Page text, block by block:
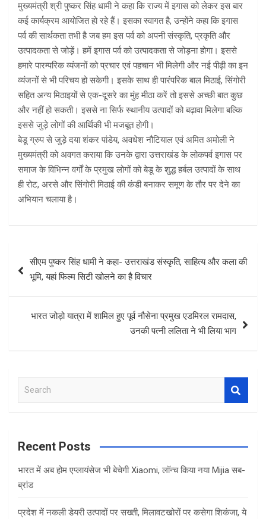
मुख्यमंत्री श्री पुष्कर सिंह धामी ने कहा कि राज्य में इगास को लेकर इस बार
कई कार्यक्रम आयोजित हो रहे हैं। इसका स्वागत है, उन्होंने कहा कि इगास
पर्व की सार्थकता तभी है जब हम इस पर्व को अपनी संस्कृति, प्रकृति और
उत्पादकता से जोड़ें। हमें इगास पर्व को उत्पादकता से जोड़ना होगा। इससे
हमारे पारम्परिक व्यंजनों को प्रचार एवं पहचान भी मिलेगी और नई पीढ़ी का इन
व्यंजनों से भी परिचय हो सकेगी। इसके साथ ही पारंपरिक बाल मिठाई, सिंगोरी
सहित अन्य मिठाइयों से एक-दूसरे का मुंह मीठा करें तो इससे अच्छी बात कुछ
और नहीं हो सकती। इससे ना सिर्फ स्थानीय उत्पादों को बढ़ावा मिलेगा बल्कि
इससे जुड़े लोगों की आर्थिकी भी मजबूत होगी।
बेडू ग्रुप से जुड़े दया शंकर पांडेय, अवधेश नौटियाल एवं अमित अमोली ने
मुख्यमंत्री को अवगत कराया कि उनके द्वारा उत्तराखंड के लोकपर्व इगास पर
समाज के विभिन्न वर्गों के प्रमुख लोगों को बेडू के शुद्ध हर्बल उत्पादों के साथ
ही रोट, अरसे और सिंगोरी मिठाई की कंडी बनाकर समूण के तौर पर देने का
अभियान चलाया है।
navigation
सीएम पुष्‍कर सिंह धामी ने कहा- उत्तराखंड संस्कृति, साहित्य और कला की
भूमि, यहां फिल्म सिटी खोलने का है विचार
भारत जोड़ो यात्रा में शामिल हुए पूर्व नौसेना प्रमुख एडमिरल रामदास,
उनकी पत्नी ललिता ने भी लिया भाग
a
c
Recent Posts
भारत में अब होम एप्लायंसेज भी बेचेगी Xiaomi, लॉन्च किया नया Mijia सब-
ब्रांड
प्रदेश में नकली डेयरी उत्पादों पर सख्ती, मिलावटखोरों पर कसेगा शिकंजा, ये